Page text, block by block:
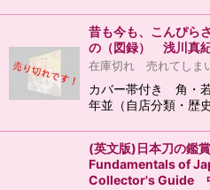
昔も今も、こんぴら
の（図録） 浅川真
在庫切れ 売れてしま
カバー帯付き 角・
年並（自店分類・歴史
(英文版)日本刀の鑑
Fundamentals of
Collector's Guide